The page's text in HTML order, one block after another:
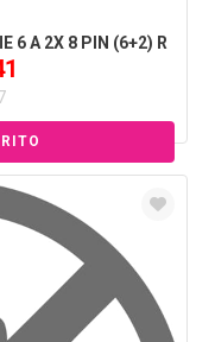
6 A 2X 8 PIN (6+2) R